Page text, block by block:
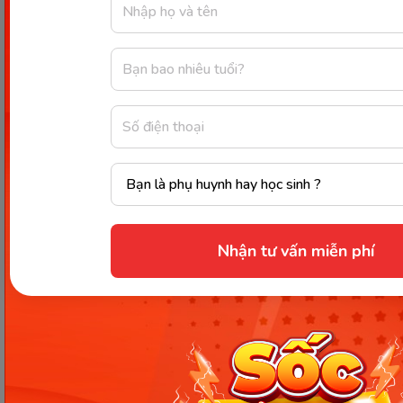
Nhận tư vấn miễn phí
Cho rau mùi, nấm rơm, ngô ngọt, cà rốt đã
băm nhỏ vào nồi nước dùng đang sôi. Sau đó,
cho bột bí đao vào nồi nước dùng để có độ
Cho thịt gà băm nhỏ vào đảo đều tay, nước
dùng sôi lại là mẹ có thể tắt bếp được rồi.
thức được rồi.